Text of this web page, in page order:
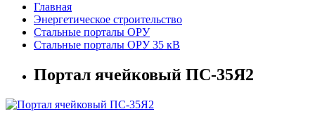
Главная
Энергетическое строительство
Стальные порталы ОРУ
Стальные порталы ОРУ 35 кВ
Портал ячейковый ПС-35Я2